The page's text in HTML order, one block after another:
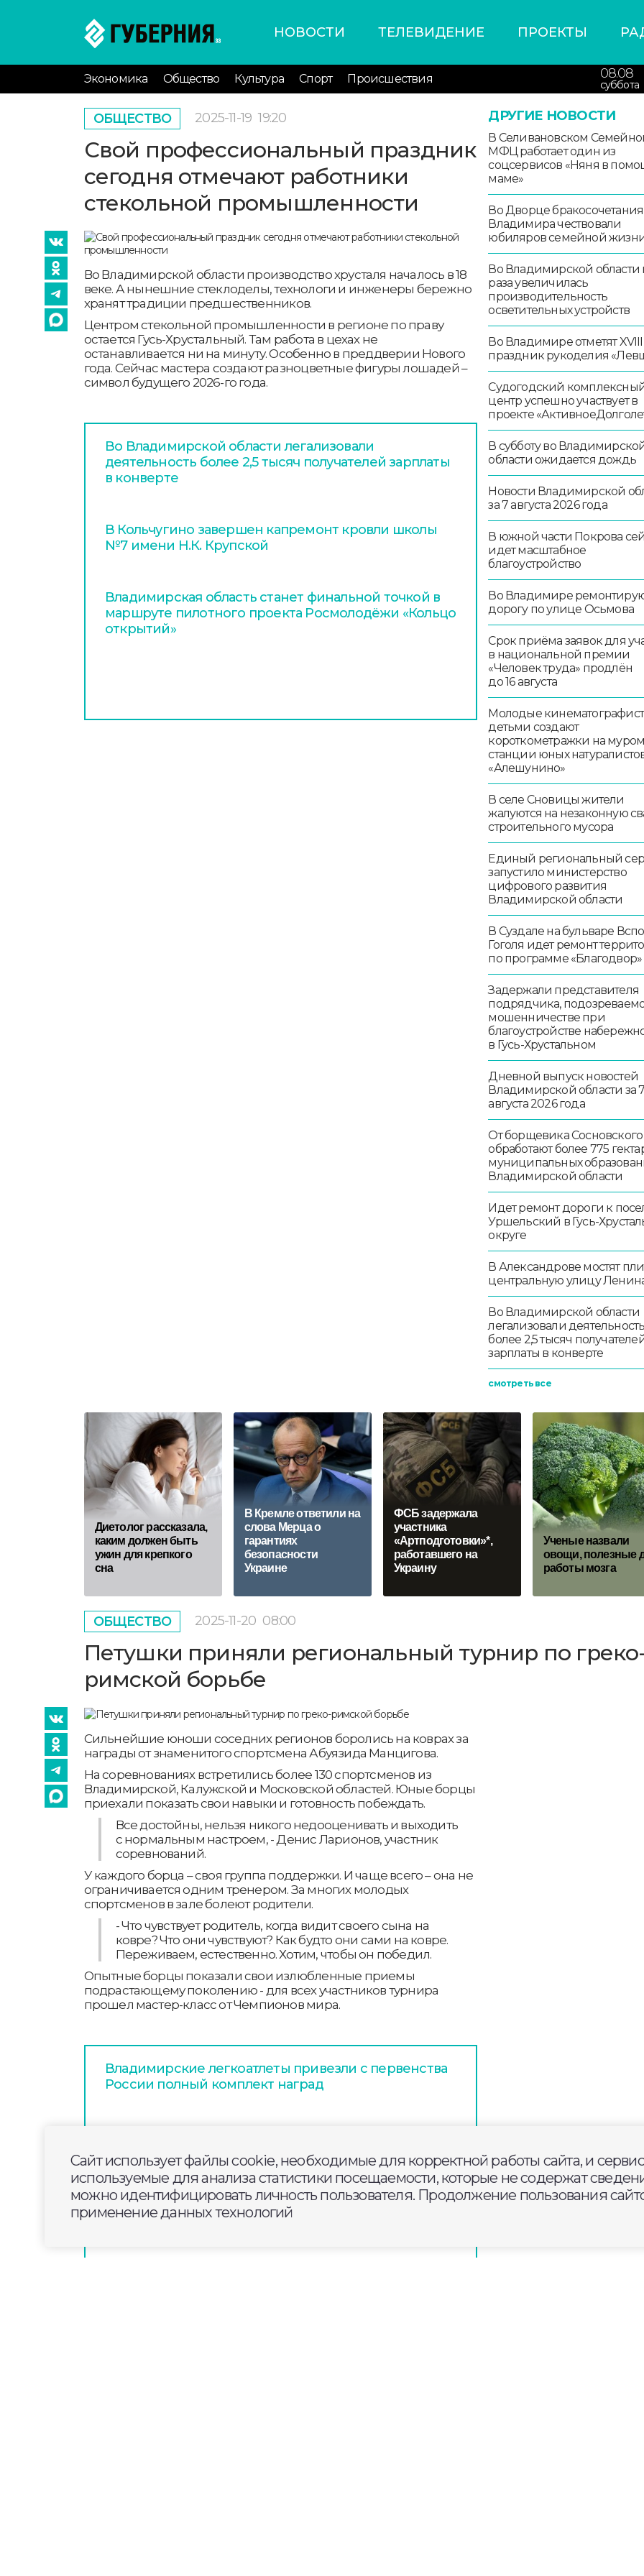
НОВОСТИ ТЕЛЕВИДЕНИЕ ПРОЕКТЫ
Экономика Общество Культура Спорт Происшествия 08.08
суббота
ОБЩЕСТВО 2025-11-19 19:20
Свой профессиональный праздник
сегодня отмечают работники
стекольной промышленности
Во Владимирской области производство хрусталя началось в 18
веке. А нынешние стеклоделы, технологи и инженеры бережно
хранят традиции предшественников.
Центром стекольной промышленности в регионе по праву
остается Гусь-Хрустальный. Там работа в цехах не
останавливается ни на минуту. Особенно в преддверии Нового
года. Сейчас мастера создают разноцветные фигуры лошадей –
символ будущего 2026-го года.
Во Владимирской области легализовали
деятельность более 2,5 тысяч получателей зарплаты
в конверте
В Кольчугино завершен капремонт кровли школы
№7 имени Н.К. Крупской
Владимирская область станет финальной точкой в
маршруте пилотного проекта Росмолодёжи «Кольцо
открытий»
ДРУГИЕ НОВОСТИ
В Селивановском
МФЦ работает один из
соцсервисов «Няня в
маме»
Во Дворце бракосочетания
Владимира чествовали
юбиляров семейной
Во Владимирской области
раза увеличилась
производительность
осветительных устройств
Во Владимире отметят XVIII
праздник рукоделия
Судогодский
центр успешно участвует в
проекте
В субботу во
области ожидается дождь
Новости Владимирской
за 7 августа 2026 года
В южной части Покрова
идет масштабное
благоустройство
Во Владимире
дорогу по улице Осьмова
Срок приёма заявок для
в национальной премии
«Человек труда» продлён
до 16 августа
Молодые
детьми создают
короткометражки на
станции юных
«Алешунино»
В селе Сновицы жители
жалуются на незаконную
строительного мусора
Единый региональный
запустило министерство
цифрового развития
Владимирской области
В Суздале на бульваре
Гоголя идет ремонт
по программе «Благодвор»
Задержали представителя
подрядчика,
мошенничестве при
благоустройстве
в Гусь-Хрустальном
Дневной выпуск новостей
Владимирской области за
августа 2026 года
От борщевика Сосновского
обработают более 775
муниципальных
Владимирской области
Идет ремонт дороги к
Уршельский в Гусь-
округе
В Александрове мостят
центральную улицу
Во Владимирской области
легализовали
более 2,5 тысяч
зарплаты в конверте
смотреть все
Диетолог рассказала,
каким должен быть
ужин для крепкого
сна
В Кремле ответили на
слова Мерца о
гарантиях
безопасности
Украине
ФСБ задержала
участника
«Артподготовки»*,
работавшего на
Украину
Ученые назвали
овощи, полезные
работы мозга
ОБЩЕСТВО 2025-11-20 08:00
Петушки приняли региональный турнир по
римской борьбе
Сильнейшие юноши соседних регионов боролись на коврах за
награды от знаменитого спортсмена Абуязида Манцигова.
На соревнованиях встретились более 130 спортсменов из
Владимирской, Калужской и Московской областей. Юные борцы
приехали показать свои навыки и готовность побеждать.
Все достойны, нельзя никого недооценивать и выходить
с нормальным настроем, - Денис Ларионов, участник
соревнований.
У каждого борца – своя группа поддержки. И чаще всего – она не
ограничивается одним тренером. За многих молодых
спортсменов в зале болеют родители.
- Что чувствует родитель, когда видит своего сына на
ковре? Что они чувствуют? Как будто они сами на ковре.
Переживаем, естественно. Хотим, чтобы он победил.
Опытные борцы показали свои излюбленные приемы
подрастающему поколению - для всех участников турнира
прошел мастер-класс от Чемпионов мира.
Владимирские легкоатлеты привезли с первенства
России полный комплект наград
итоги достижений спортсменов и тренеров
Во Владимирской области состоялось Первенство
России по велосипедному спорту
Сайт использует файлы cookie, необходимые для корректной работы сайта, и
используемые для анализа статистики посещаемости, которые не содержат
можно идентифицировать личность пользователя. Продолжение пользования
применение данных технологий